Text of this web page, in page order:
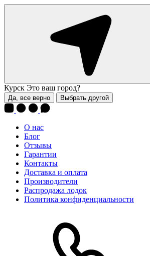
Курск Это ваш город?
Да, все верно Выбрать другой
О нас
Блог
Отзывы
Гарантии
Контакты
Доставка и оплата
Производители
Распродажа лодок
Политика конфиденциальности